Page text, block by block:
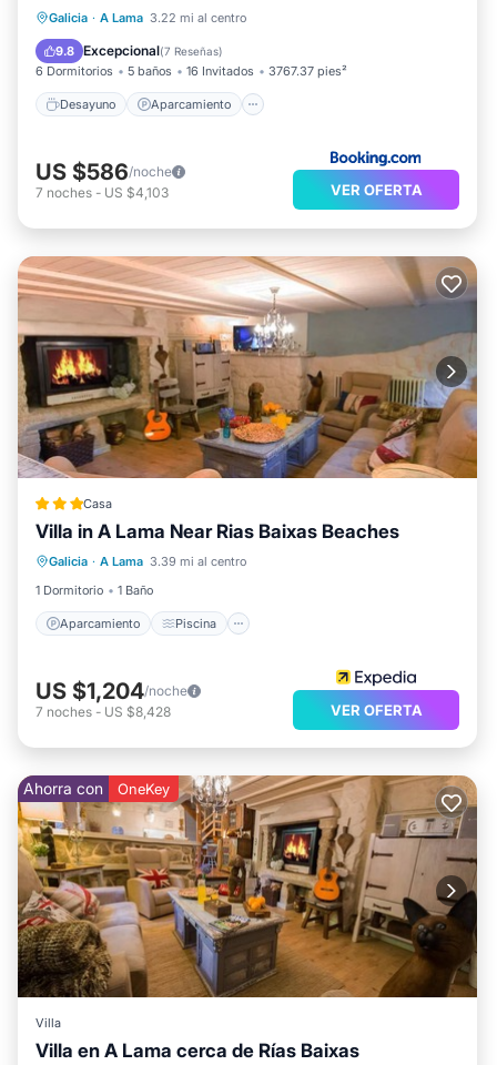
Galicia · A Lama 3.22 mi al centro
9.8 Excepcional(7 Reseñas)
6 Dormitorios 5 baños 16 Invitados 3767.37 pies²
Desayuno Aparcamiento
Desayuno Aparcamiento
Balcón/Terraza
US $586/noche
7 noches - US $4,103 VER OFERTA
Casa
Villa in A Lama Near Rias Baixas Beaches
Galicia · A Lama 3.39 mi al centro
1 Dormitorio
1 Baño
Aparcamiento Piscina
Aparcamiento
Piscina
Balcón/Terraza
Cocina
US $1,204/noche
7 noches - US $8,428 VER OFERTA
Ahorra con OneKey
Villa
Villa en A Lama cerca de Rías Baixas